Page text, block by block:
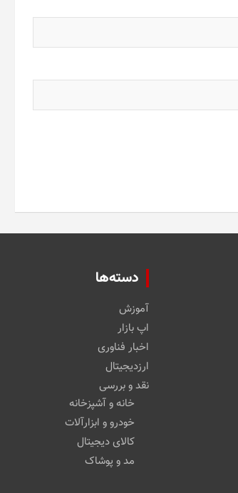
دسته‌ها
آموزش
اپ بازار
اخبار فناوری
ارزدیجیتال
نقد و بررسی
خانه و آشپزخانه
خودرو و ابزارآلات
کالای دیجیتال
مد و پوشاک